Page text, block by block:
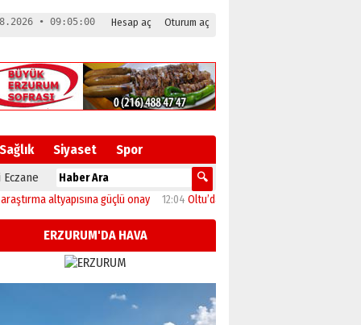
Hesap aç Oturum aç
• 09:05:01
Sağlık Siyaset Spor
altyapısına güçlü onay 12:04 Oltu’da festival coşkusu konserle zirveye
ERZURUM'DA HAVA